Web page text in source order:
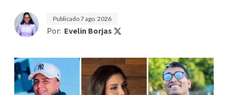
Publicado7 ago. 2026
Por: Evelin Borjas